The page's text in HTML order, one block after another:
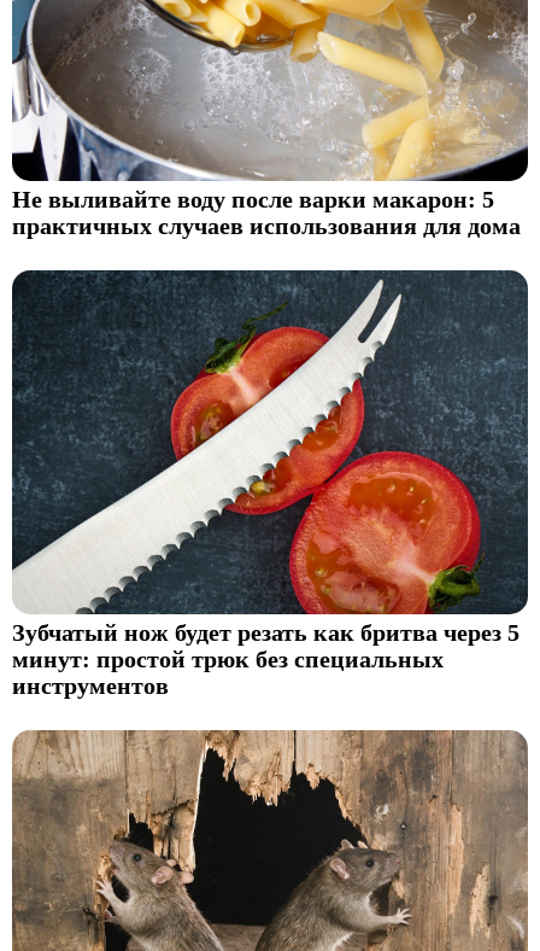
Не выливайте воду после варки макарон: 5
практичных случаев использования для дома
Зубчатый нож будет резать как бритва через 5
минут: простой трюк без специальных
инструментов